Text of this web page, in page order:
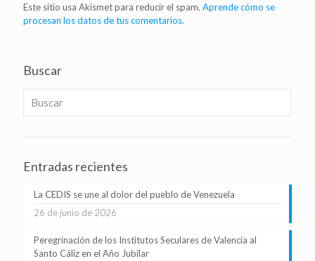
Este sitio usa Akismet para reducir el spam. Aprende cómo se
procesan los datos de tus comentarios.
Buscar
Entradas recientes
La CEDIS se une al dolor del pueblo de Venezuela
26 de junio de 2026
Peregrinación de los Institutos Seculares de Valencia al
Santo Cáliz en el Año Jubilar